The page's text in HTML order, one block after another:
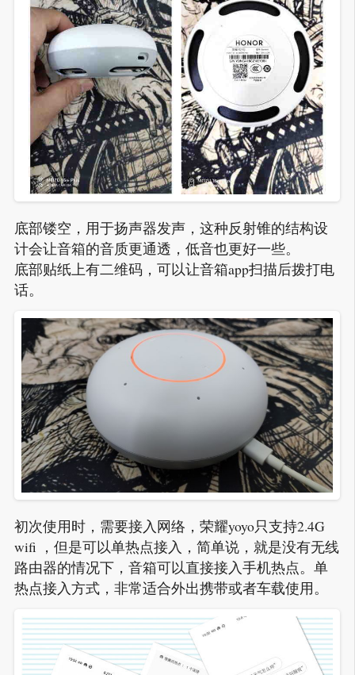
底部镂空，用于扬声器发声，这种反射锥的结构设
计会让音箱的音质更通透，低音也更好一些。
底部贴纸上有二维码，可以让音箱app扫描后拨打电
话。
初次使用时，需要接入网络，荣耀yoyo只支持2.4G
wifi ，但是可以单热点接入，简单说，就是没有无线
路由器的情况下，音箱可以直接接入手机热点。单
热点接入方式，非常适合外出携带或者车载使用。